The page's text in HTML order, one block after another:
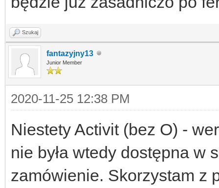
Szukaj
fantazyjny13
Junior Member
2020-11-25 12:38 PM
Niestety Activit (bez O) -
nie była wtedy dostępna w
zamówienie. Skorzystam z